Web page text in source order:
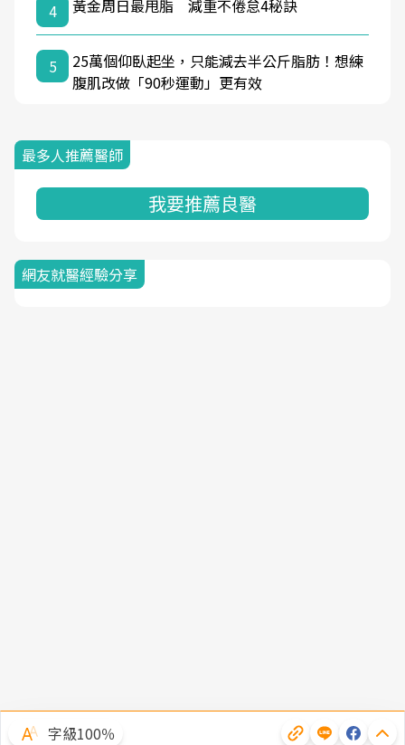
4 黃金周日最甩脂 減重不倦怠4秘訣
5
25萬個仰臥起坐，只能減去半公斤脂肪！想練
腹肌改做「90秒運動」更有效
最多人推薦醫師
我要推薦良醫
網友就醫經驗分享
字級100％